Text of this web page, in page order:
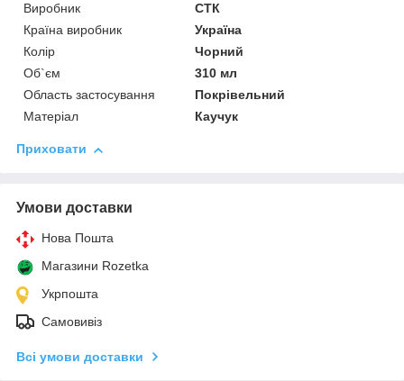
Виробник
СТК
Країна виробник
Україна
Колір
Чорний
Об`єм
310 мл
Область застосування
Покрівельний
Матеріал
Каучук
Приховати
Умови доставки
Нова Пошта
Магазини Rozetka
Укрпошта
Самовивіз
Всі умови доставки